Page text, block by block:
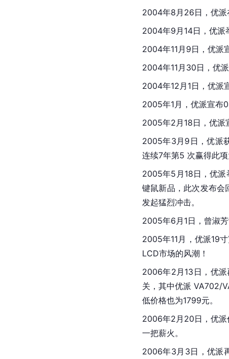
2004年8月26日，优派
2004年9月14日，优派
2004年11月9日，优派
2004年11月30日，优
2004年12月1日，优派
2005年1月，优派宣布
2005年2月18日，优派
2005年3月9日，优派
连续7年第5 次赢得此
2005年5月18日，优派
键鼠新品，此次发布
发起猛烈冲击。
2005年6月1日，曾淑
2005年11月，优派19
LCD市场的风潮！
2006年2月13日，优
关，其中优派 VA702/
低价格也为1799元。
2006年2月20日，优派
一把薪火。
2006年3月3日，优派